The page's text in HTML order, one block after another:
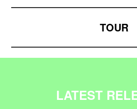
TOUR
LATEST